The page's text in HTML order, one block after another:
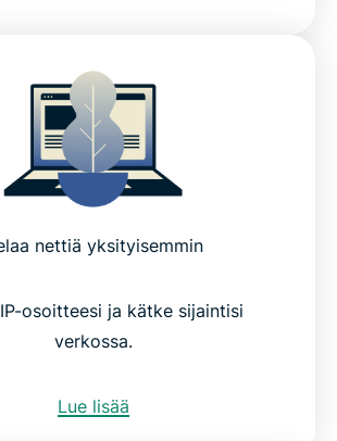
nettiä yksityisemmin
osoitteesi ja kätke sijaintisi
verkossa.
Lue lisää